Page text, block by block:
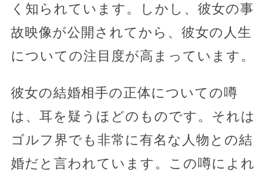
く知られています。しかし、彼女の事
故映像が公開されてから、彼女の人生
についての注目度が高まっています。
彼女の結婚相手の正体についての噂
は、耳を疑うほどのものです。それは
ゴルフ界でも非常に有名な人物との結
婚だと言われています。この噂によれ